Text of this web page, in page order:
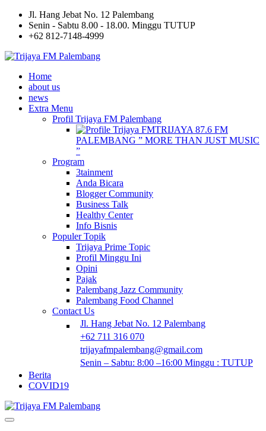
Jl. Hang Jebat No. 12 Palembang
Senin - Sabtu 8.00 - 18.00. Minggu TUTUP
+62 812-7148-4999
Home
about us
news
Extra Menu
Profil Trijaya FM Palembang
TRIJAYA 87.6 FM
PALEMBANG ” MORE THAN JUST MUSIC
”
Program
3tainment
Anda Bicara
Blogger Community
Business Talk
Healthy Center
Info Bisnis
Populer Topik
Trijaya Prime Topic
Profil Minggu Ini
Opini
Pajak
Palembang Jazz Community
Palembang Food Channel
Contact Us
Jl. Hang Jebat No. 12 Palembang
+62 711 316 070
trijayafmpalembang@gmail.com
Senin – Sabtu: 8:00 –16:00 Minggu : TUTUP
Berita
COVID19